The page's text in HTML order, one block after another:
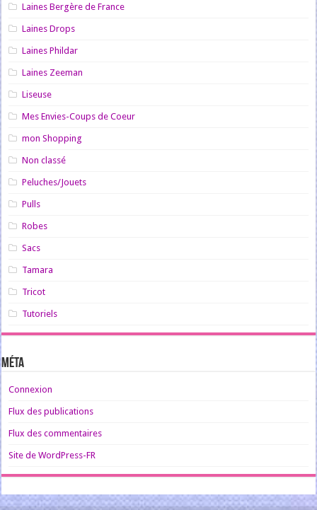
Laines Bergère de France
Laines Drops
Laines Phildar
Laines Zeeman
Liseuse
Mes Envies-Coups de Coeur
mon Shopping
Non classé
Peluches/Jouets
Pulls
Robes
Sacs
Tamara
Tricot
Tutoriels
Méta
Connexion
Flux des publications
Flux des commentaires
Site de WordPress-FR